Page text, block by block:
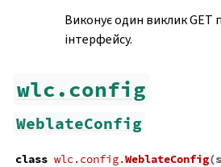
Виконує один виклик GET
інтерфейсу.
wlc.config
WeblateConfig
class wlc.config.WeblateConfig(